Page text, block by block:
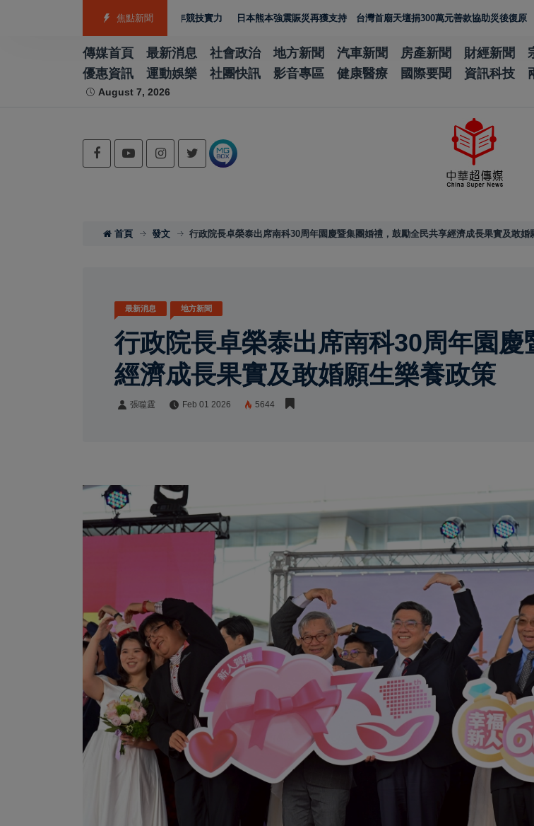
焦點新聞
泳射箭籃球跆拳道展現青年競技實力 日本熊本強震賑災再獲支持 台灣首廟天壇捐300萬元善款協助災後復原 2026城鎮
傳媒首頁 最新消息 社會政治 地方新聞 汽車新聞 房產新聞 財經新聞
優惠資訊
運動娛樂 社團快訊 影音專區 健康醫療 國際要聞 資訊科技
August 7, 2026
首頁 發文 行政院長卓榮泰出席南科30周年園慶暨集團婚禮，鼓勵全民共享經濟成長果實及敢婚
最新消息 地方新聞
行政院長卓榮泰出席南科30周年園
經濟成長果實及敢婚願生樂養政策
張噬霆 Feb 01 2026 5644